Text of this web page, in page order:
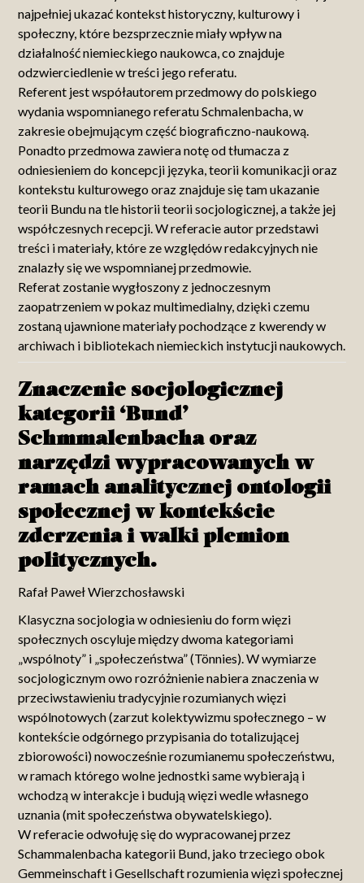
najpełniej ukazać kontekst historyczny, kulturowy i
społeczny, które bezsprzecznie miały wpływ na
działalność niemieckiego naukowca, co znajduje
odzwierciedlenie w treści jego referatu.
Referent jest współautorem przedmowy do polskiego
wydania wspomnianego referatu Schmalenbacha, w
zakresie obejmującym część biograficzno-naukową.
Ponadto przedmowa zawiera notę od tłumacza z
odniesieniem do koncepcji języka, teorii komunikacji oraz
kontekstu kulturowego oraz znajduje się tam ukazanie
teorii Bundu na tle historii teorii socjologicznej, a także jej
współczesnych recepcji. W referacie autor przedstawi
treści i materiały, które ze względów redakcyjnych nie
znalazły się we wspomnianej przedmowie.
Referat zostanie wygłoszony z jednoczesnym
zaopatrzeniem w pokaz multimedialny, dzięki czemu
zostaną ujawnione materiały pochodzące z kwerendy w
archiwach i bibliotekach niemieckich instytucji naukowych.
Znaczenie socjologicznej
kategorii ‘Bund’
Schmmalenbacha oraz
narzędzi wypracowanych w
ramach analitycznej ontologii
społecznej w kontekście
zderzenia i walki plemion
politycznych.
Rafał Paweł Wierzchosławski
Klasyczna socjologia w odniesieniu do form więzi
społecznych oscyluje między dwoma kategoriami
„wspólnoty” i „społeczeństwa” (Tönnies). W wymiarze
socjologicznym owo rozróżnienie nabiera znaczenia w
przeciwstawieniu tradycyjnie rozumianych więzi
wspólnotowych (zarzut kolektywizmu społecznego – w
kontekście odgórnego przypisania do totalizującej
zbiorowości) nowocześnie rozumianemu społeczeństwu,
w ramach którego wolne jednostki same wybierają i
wchodzą w interakcje i budują więzi wedle własnego
uznania (mit społeczeństwa obywatelskiego).
W referacie odwołuję się do wypracowanej przez
Schammalenbacha kategorii Bund, jako trzeciego obok
Gemmeinschaft i Gesellschaft rozumienia więzi społecznej